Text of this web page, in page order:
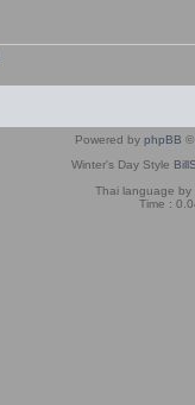
Powered by phpBB ©
Winter's Day Style
Thai language by
Time :